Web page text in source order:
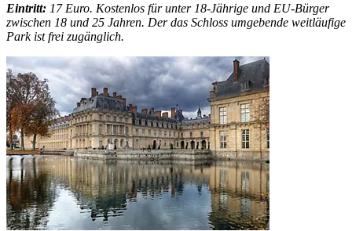
Eintritt: 17 Euro. Kostenlos für unter 18-Jährige und EU-Bürger
zwischen 18 und 25 Jahren. Der das Schloss umgebende weitläufige
Park ist frei zugänglich.